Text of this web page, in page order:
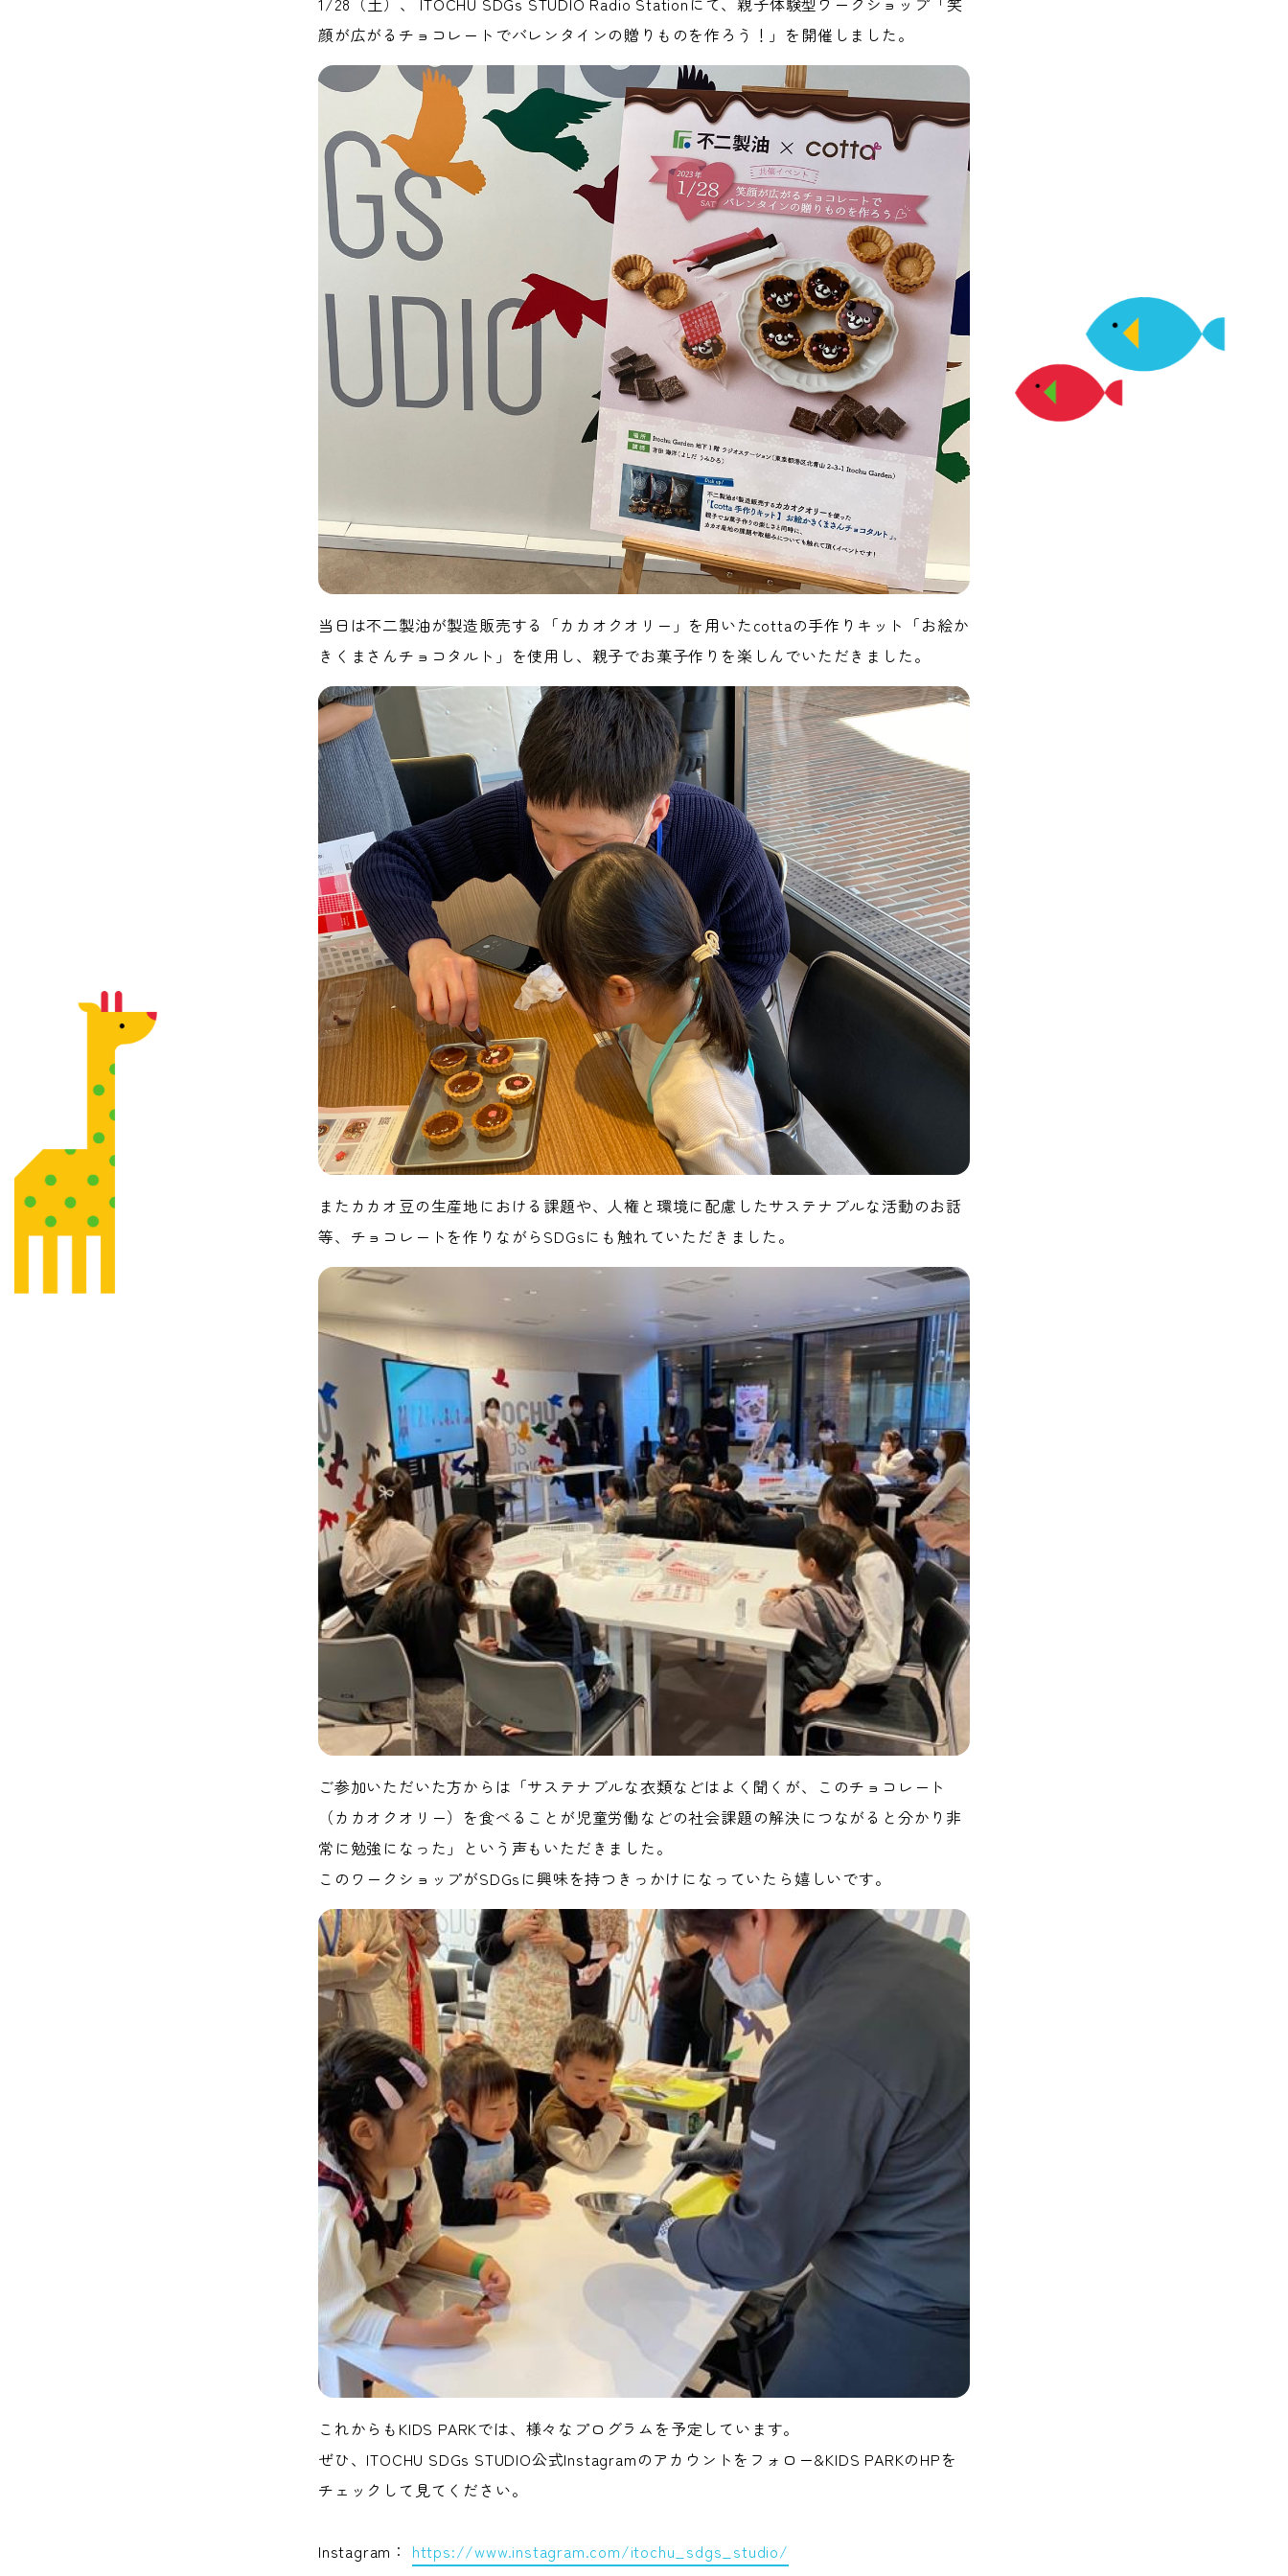
顔が広がるチョコレートでバレンタインの贈りものを作ろう！」を開催しました。
当日は不二製油が製造販売する「カカオクオリー」を用いたcottaの手作りキット「お絵か
きくまさんチョコタルト」を使用し、親子でお菓子作りを楽しんでいただきました。
またカカオ豆の生産地における課題や、人権と環境に配慮したサステナブルな活動のお話
等、チョコレートを作りながらSDGsにも触れていただきました。
ご参加いただいた方からは「サステナブルな衣類などはよく聞くが、このチョコレート
（カカオクオリー）を食べることが児童労働などの社会課題の解決につながると分かり非
常に勉強になった」という声もいただきました。
このワークショップがSDGsに興味を持つきっかけになっていたら嬉しいです。
これからもKIDS PARKでは、様々なプログラムを予定しています。
ぜひ、 ITOCHU SDGs STUDIO公式Instagramのアカウント をフォロー&KIDS PARKのHPを
チェックして見てください。
Instagram： https://www.instagram.com/itochu_sdgs_studio/